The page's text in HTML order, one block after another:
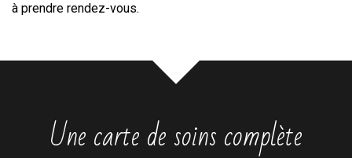
à prendre rendez-vous.
Une carte de soins complète